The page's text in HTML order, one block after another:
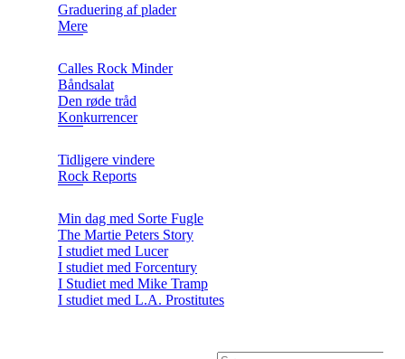
Graduering af plader
Mere
Calles Rock Minder
Båndsalat
Den røde tråd
Konkurrencer
Tidligere vindere
Rock Reports
Min dag med Sorte Fugle
The Martie Peters Story
I studiet med Lucer
I studiet med Forcentury
I Studiet med Mike Tramp
I studiet med L.A. Prostitutes